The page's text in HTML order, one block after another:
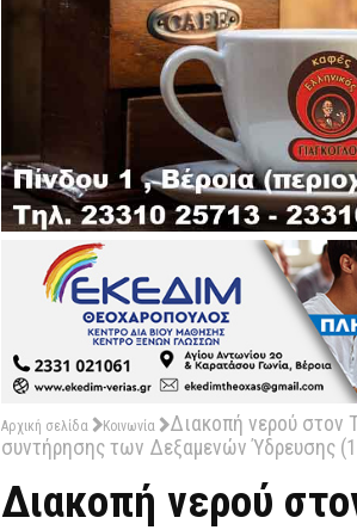
Αρχική σελίδα Κοινωνία
Διακοπή νερού στον
συντήρησης των Δεξαμενών Ύδρευσης
Διακοπή νερού